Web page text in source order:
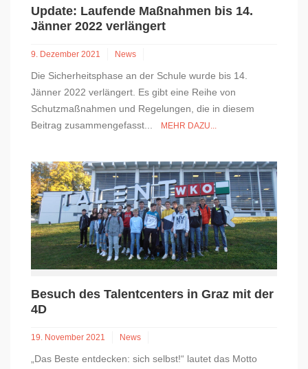
Update: Laufende Maßnahmen bis 14.
Jänner 2022 verlängert
9. Dezember 2021 News
Die Sicherheitsphase an der Schule wurde bis 14.
Jänner 2022 verlängert. Es gibt eine Reihe von
Schutzmaßnahmen und Regelungen, die in diesem
Beitrag zusammengefasst...
MEHR DAZU...
Besuch des Talentcenters in Graz mit der
4D
19. November 2021 News
„Das Beste entdecken: sich selbst!“ lautet das Motto